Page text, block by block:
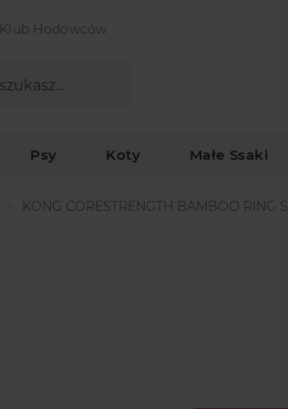
Klub Hodowców
Psy Koty Małe Ssaki
KONG CORESTRENGTH BAMBOO RING S